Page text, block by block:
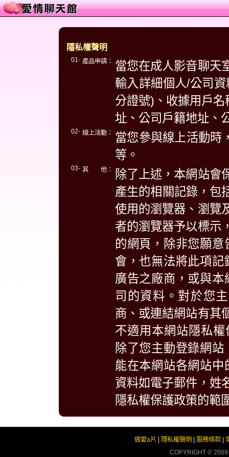
隱私權聲明
01- 產品申請：
當您在成人影音聊天
輸入詳細個人/公司
分證號)、收據用戶
址、公司戶籍地址、
02- 線上活動：
當您參與線上活動時
等。
03- 其 他：
除了上述，本網站會
產生的相關記錄，包
使用的瀏覽器、瀏覽
者的瀏覽器予以標示
的網頁，除非您願
會，也無法將此項
廣告之廠商，或與
司的資料。對於您
商、或連結網站有其
不適用本網站隱私
除了您主動登錄網
能在本網站各網站
資料如電子郵件，姓
隱私權保護政策的範
做愛a片 隱私權聲明 服務條款
COPYRIGHT © 2009